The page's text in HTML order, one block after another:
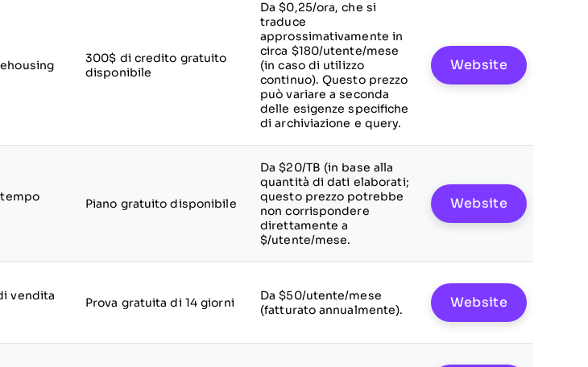
300$ di credito gratuito
disponibile
Da $0,25/ora, che si
traduce
approssimativamente in
circa $180/utente/mese
(in caso di utilizzo
continuo). Questo prezzo
può variare a seconda
delle esigenze specifiche
di archiviazione e query.
Website
Piano gratuito disponibile
Da $20/TB (in base alla
quantità di dati elaborati;
questo prezzo potrebbe
non corrispondere
direttamente a
$/utente/mese.
Website
vendita
Prova gratuita di 14 giorni
Da $50/utente/mese
(fatturato annualmente).
Website